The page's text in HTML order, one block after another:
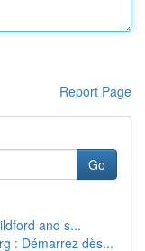
Report Page
Go
and s...
: Démarrez dès...